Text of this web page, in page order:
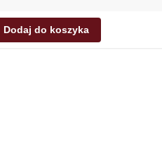
Dodaj do koszyka